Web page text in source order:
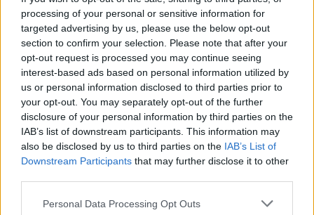
processing of your personal or sensitive information for
targeted advertising by us, please use the below opt-out
section to confirm your selection. Please note that after your
opt-out request is processed you may continue seeing
interest-based ads based on personal information utilized by
us or personal information disclosed to third parties prior to
your opt-out. You may separately opt-out of the further
disclosure of your personal information by third parties on the
IAB’s list of downstream participants. This information may
also be disclosed by us to third parties on the IAB’s List of
Downstream Participants that may further disclose it to other
Personal Data Processing Opt Outs
ψηφιακού πολέμου.